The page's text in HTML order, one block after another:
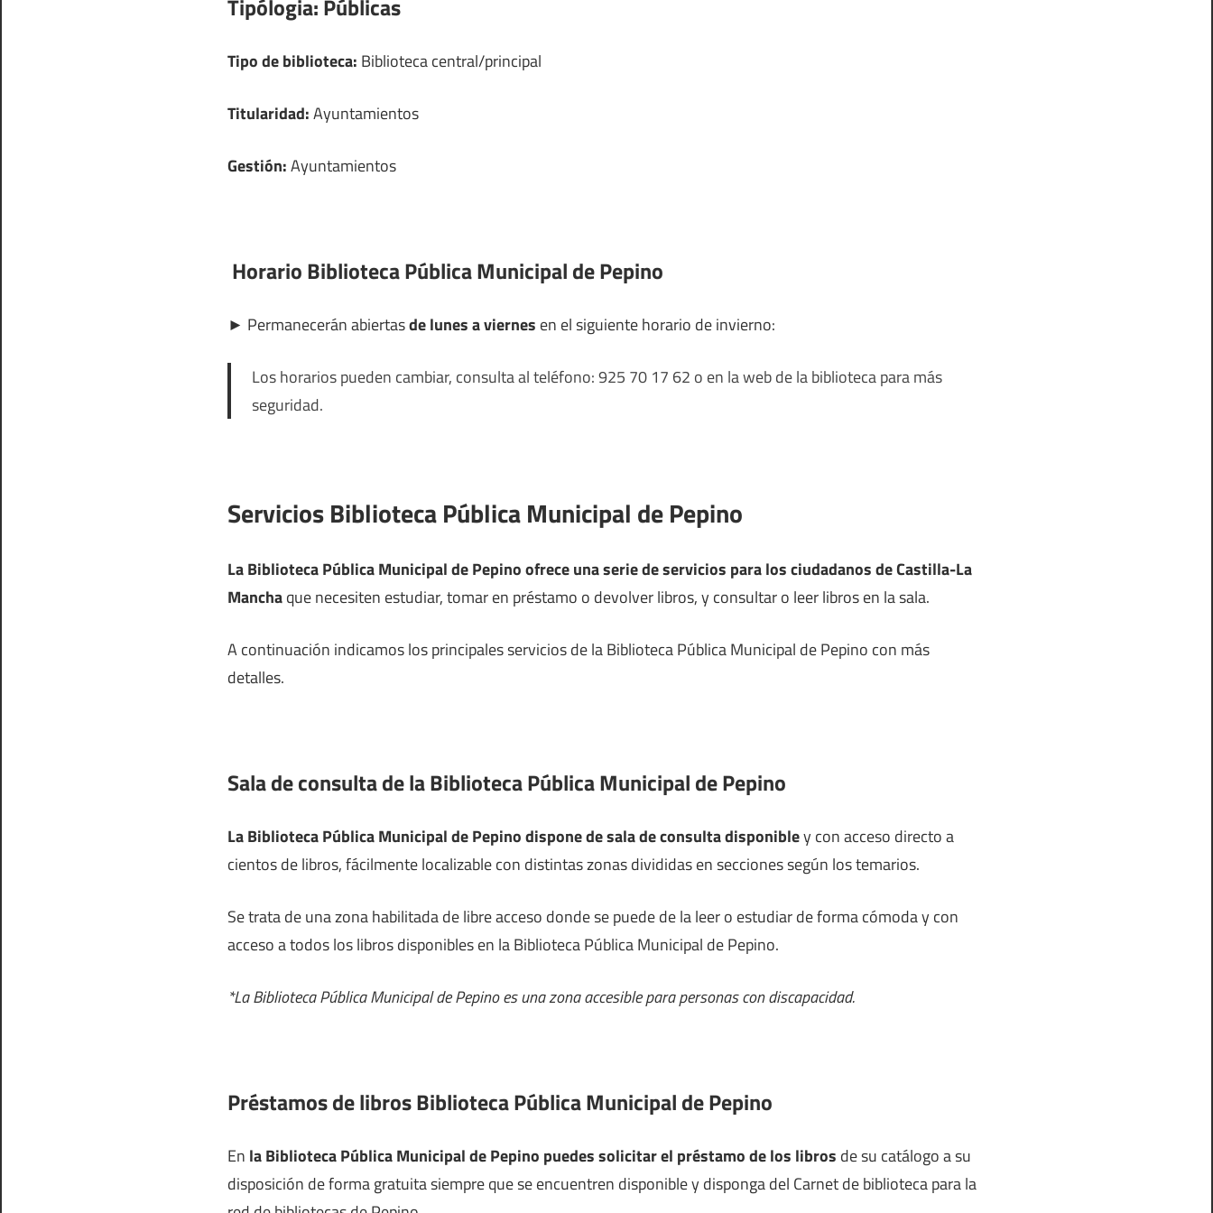
Tipólogia:Públicas
Tipo de biblioteca: Biblioteca central/principal
Titularidad:Ayuntamientos
Gestión:Ayuntamientos
Horario Biblioteca Pública Municipal de Pepino
► Permanecerán abiertasde lunes a viernes en el siguiente horario de invierno:
Los horarios pueden cambiar, consulta al teléfono: 925 70 17 62 o en la web de la biblioteca para más
seguridad.
Servicios Biblioteca Pública Municipal de Pepino
La Biblioteca Pública Municipal de Pepino ofrece una serie de servicios para los ciudadanos de Castilla-La
Manchaque necesiten estudiar, tomar en préstamo o devolver libros, y consultar o leer libros en la sala.
A continuación indicamos los principales servicios de la Biblioteca Pública Municipal de Pepino con más
detalles.
Sala de consulta de la Biblioteca Pública Municipal de Pepino
La Biblioteca Pública Municipal de Pepino dispone de sala de consulta disponibley con acceso directo a
cientos de libros, fácilmente localizable con distintas zonas divididas en secciones según los temarios.
Se trata de una zona habilitada de libre acceso donde se puede de la leer o estudiar de forma cómoda y con
acceso a todos los libros disponibles en la Biblioteca Pública Municipal de Pepino.
*La Biblioteca Pública Municipal de Pepino es una zona accesible para personas con discapacidad.
Préstamos de libros Biblioteca Pública Municipal de Pepino
En la Biblioteca Pública Municipal de Pepino puedes solicitar el préstamo de los libros de su catálogo a su
disposición de forma gratuita siempre que se encuentren disponible y disponga del Carnet de biblioteca para la